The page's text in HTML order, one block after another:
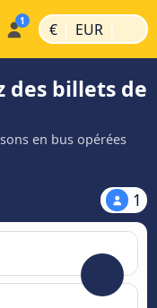
€ | EUR |
des billets de
en bus opérées
1